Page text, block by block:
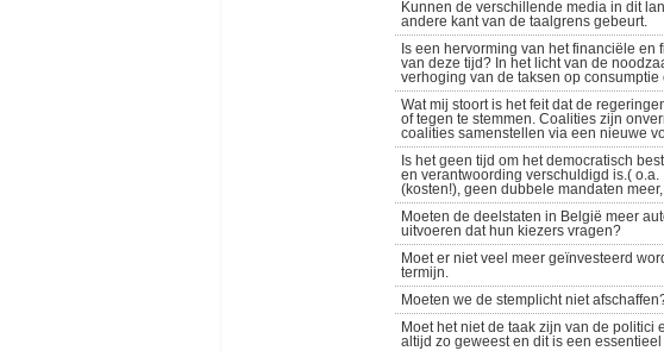
Kunnen de verschillende media in dit
andere kant van de taalgrens gebeurt.
Is een hervorming van het financiële
van deze tijd? In het licht van de
verhoging van de taksen op
Wat mij stoort is het feit dat de
of tegen te stemmen. Coalities zijn
coalities samenstellen via een nieuwe
Is het geen tijd om het democratisch
en verantwoording verschuldigd is.(
(kosten!), geen dubbele mandaten
Moeten de deelstaten in België meer
uitvoeren dat hun kiezers vragen?
Moet er niet veel meer geïnvesteerd
termijn.
Moeten we de stemplicht niet
Moet het niet de taak zijn van de
altijd zo geweest en dit is een